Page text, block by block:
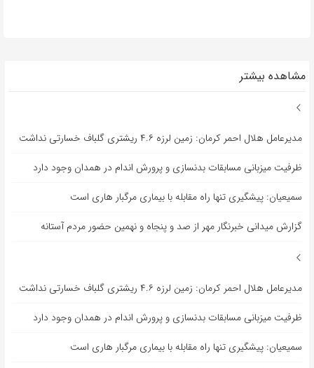
مشاهده بیشتر
مدیرعامل هلال احمر کرمان: زمین لرزه ۴.۶ ریشتری گلباف خسارتی نداشت
ظرفیت میزبانی مسابقات بدنسازی و پرورش اندام در همدان وجود دارد
سمیعیان: پیشگیری تنها راه مقابله با بیماری مرگبار هاری است
گزارش میدانی خبرنگار مهر از صد و پنجاه و نهمین حضور مردم آستانه
مدیرعامل هلال احمر کرمان: زمین لرزه ۴.۶ ریشتری گلباف خسارتی نداشت
ظرفیت میزبانی مسابقات بدنسازی و پرورش اندام در همدان وجود دارد
سمیعیان: پیشگیری تنها راه مقابله با بیماری مرگبار هاری است